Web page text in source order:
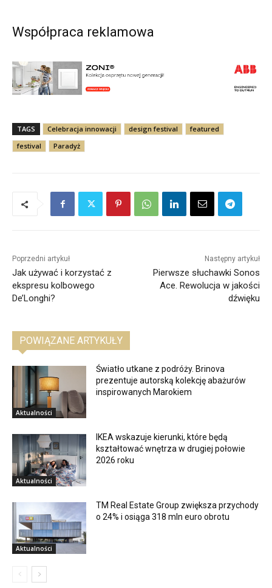
Współpraca reklamowa
TAGS Celebracja innowacji design festival
featured
festival
Paradyż
Poprzedni artykuł
Jak używać i korzystać z
ekspresu kolbowego
De’Longhi?
Następny artykuł
Pierwsze słuchawki Sonos
Ace. Rewolucja w jakości
dźwięku
POWIĄZANE ARTYKUŁY
Aktualności
Światło utkane z podróży. Brinova
prezentuje autorską kolekcję abażurów
inspirowanych Marokiem
Aktualności
IKEA wskazuje kierunki, które będą
kształtować wnętrza w drugiej połowie
2026 roku
Aktualności
TM Real Estate Group zwiększa przychody
o 24% i osiąga 318 mln euro obrotu